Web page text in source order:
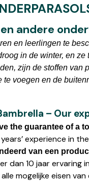
andere
en leerlingen te
in de winter, en
zijn de stoffen
voegen en de
– Our
the guarantee of a
experience in
van een
dan 10 jaar ervaring
mogelijke eisen